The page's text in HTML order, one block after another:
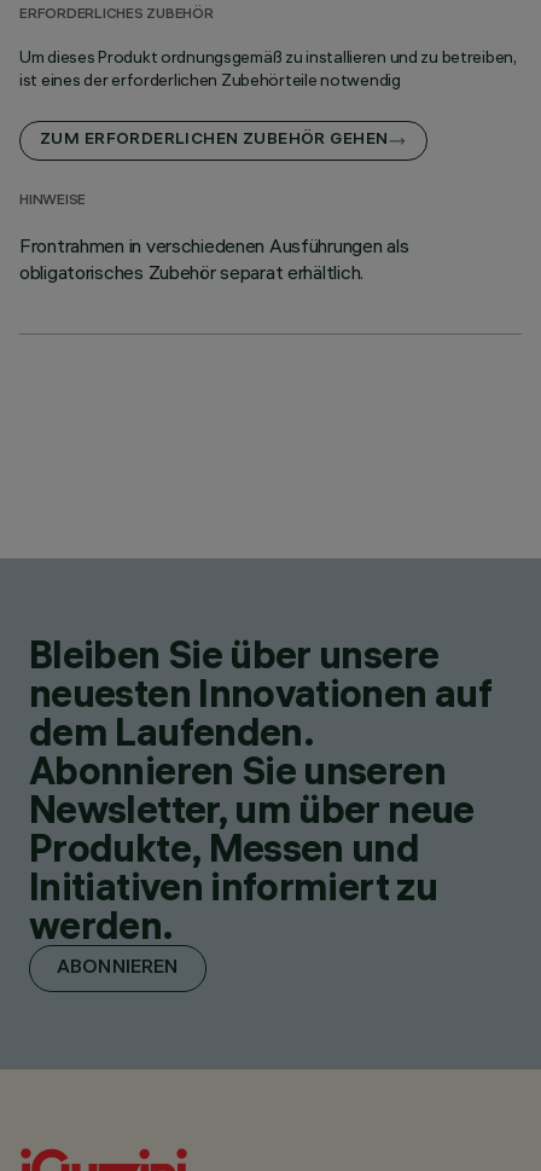
ERFORDERLICHES ZUBEHÖR
Um dieses Produkt ordnungsgemäß zu installieren und zu betreiben,
ist eines der erforderlichen Zubehörteile notwendig
ZUM ERFORDERLICHEN ZUBEHÖR GEHEN
HINWEISE
Frontrahmen in verschiedenen Ausführungen als
obligatorisches Zubehör separat erhältlich.
Bleiben Sie über unsere
neuesten Innovationen auf
dem Laufenden.
Abonnieren Sie unseren
Newsletter, um über neue
Produkte, Messen und
Initiativen informiert zu
werden.
ABONNIEREN